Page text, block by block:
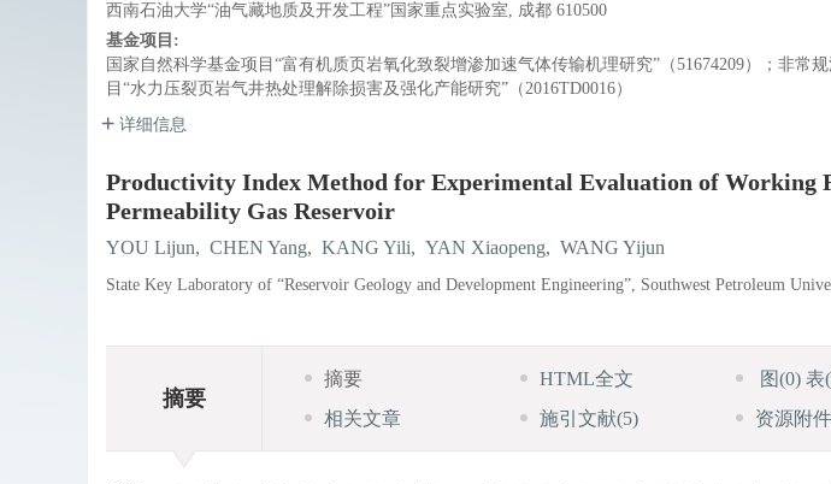
西南石油大学“油气藏地质及开发工程”国家重点实验室, 成都 610500
基金项目:
国家自然科学基金项目“富有机质页岩氧化致裂增渗加速气体传输机理研究”（51674209）；非常
目“水力压裂页岩气井热处理解除损害及强化产能研究”（2016TD0016）
详细信息
Productivity Index Method for Experimental Evaluation of Working
Permeability Gas Reservoir
YOU Lijun, CHEN Yang, KANG Yili, YAN Xiaopeng, WANG Yijun
State Key Laboratory of “Reservoir Geology and Development Engineering”, Southwest Petroleum
摘要
摘要 HTML全文 图(0) 表
相关文章
施引文献(5) 资源附件